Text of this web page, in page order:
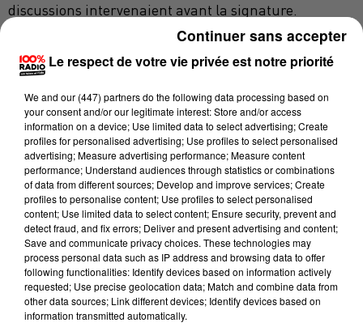
discussions intervenaient avant la signature.
L'ancien entraîneur du PSG a été nommé entraîneur
du Toulouse FC jusqu'en 2021, en remplacement
d'Alain Casanova, démis jeudi de ses fonctions, a
annoncé lundi le club toulousain sur son site internet
peu avant 18 heures.
Un entraîneur à poigne mais qui reste sur des saisons
en demi-teinte
L'arrivée du Kanak, entraîneur charismatique,
sonne-t-elle comme un renouveau du club toulousain
? L'opinion publique retiendra volontiers son bail
réussi au PSG, au début de l'ère qatari. Mais depuis,
"Antoine Kombouaré a enchaîné les déceptions : à Lens, à
Le respect de votre vie privée est notre priorité
We and our (447) partnersdo the following data processing based on
your consent and/or our legitimate interest: Store and/or access
information on a device; Use limited data to select advertising; Create
profiles for personalised advertising; Use profiles to select personalised
advertising; Measure advertising performance; Measure content
performance; Understand audiences through statistics or combinations
of data from different sources; Develop and improve services; Create
profiles to personalise content; Use profiles to select personalised
content; Use limited data to select content; Ensure security, prevent and
detect fraud, and fix errors; Deliver and present advertising and content;
Save and communicate privacy choices. These technologies may
process personal data such as IP address and browsing data to offer
following functionalities: Identify devices based on information actively
requested; Use precise geolocation data; Match and combine data from
other data sources; Link different devices; Identify devices based on
information transmitted automatically.
Continuer sans accepter